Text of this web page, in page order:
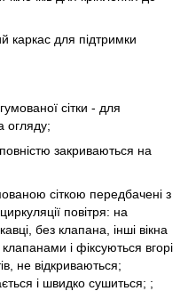
каркас для підтримки
сітки - для
огляду;
закриваються на
сіткою передбачені з
повітря: на
без клапана, інші вікна
і фіксуються вгорі
не відкриваються;
і швидко сушиться; ;